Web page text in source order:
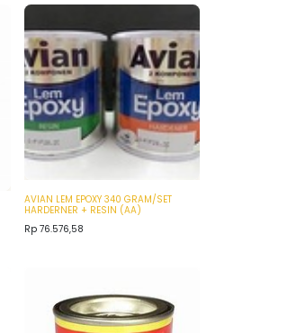
AVIAN LEM EPOXY 340 GRAM/SET
HARDERNER + RESIN (AA)
Rp 76.576,58